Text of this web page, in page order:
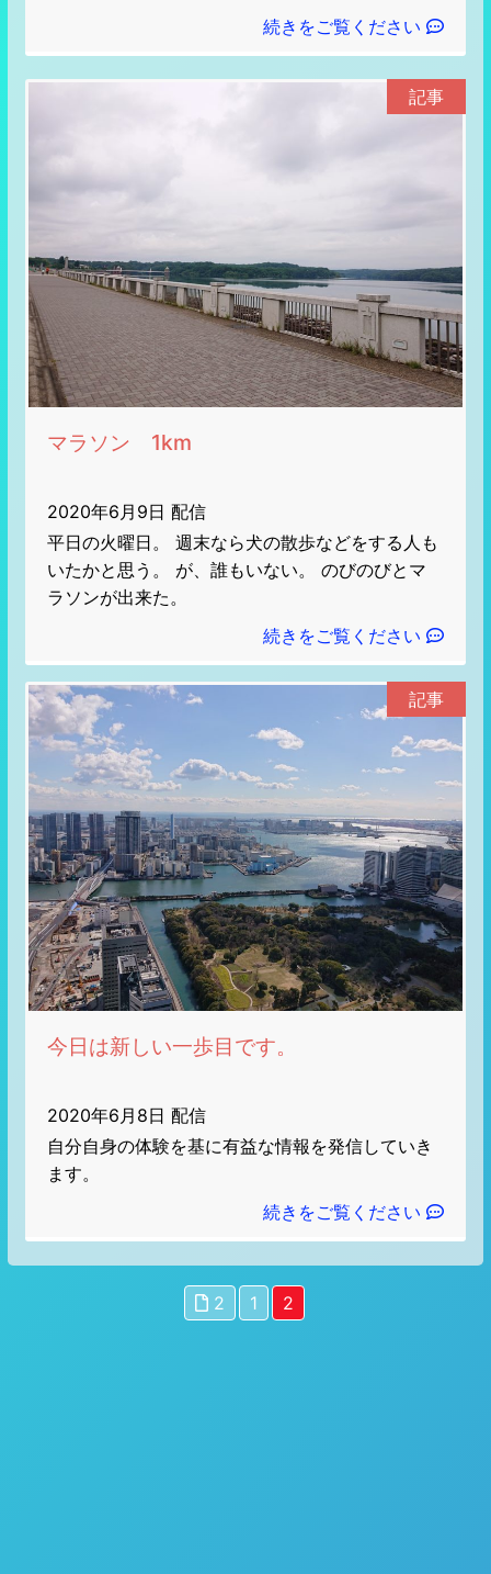
続きをご覧ください
記事
マラソン 1km
2020年6月9日 配信
平日の火曜日。 週末なら犬の散歩などをする人も
いたかと思う。 が、誰もいない。 のびのびとマ
ラソンが出来た。
続きをご覧ください
記事
今日は新しい一歩目です。
2020年6月8日 配信
自分自身の体験を基に有益な情報を発信していき
ます。
続きをご覧ください
2 1 2